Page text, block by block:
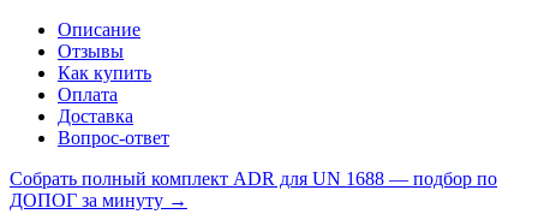
Описание
Отзывы
Как купить
Оплата
Доставка
Вопрос-ответ
Собрать полный комплект ADR для UN 1688 — подбор по
ДОПОГ за минуту →